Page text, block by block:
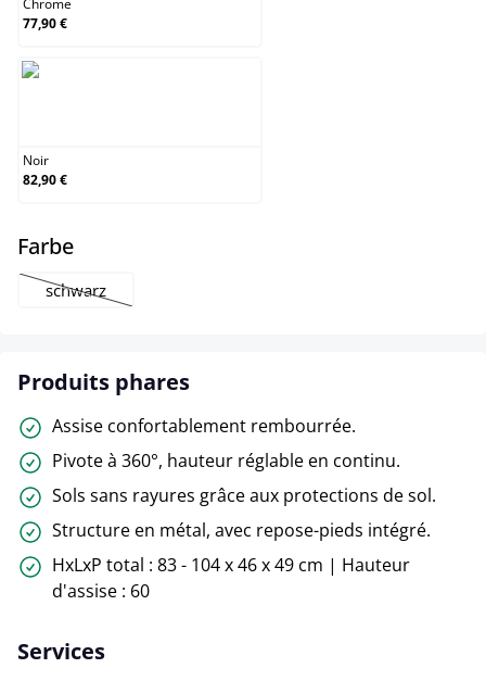
77,90 €
Noir
82,90 €
Farbeselect
schwarz
(Cette option n'est pas disponible pour le moment.)
Produits phares
Assise confortablement rembourrée.
Pivote à 360°, hauteur réglable en continu.
Sols sans rayures grâce aux protections de sol.
Structure en métal, avec repose-pieds intégré.
HxLxP total : 83 - 104 x 46 x 49 cm | Hauteur
d'assise : 60
Services